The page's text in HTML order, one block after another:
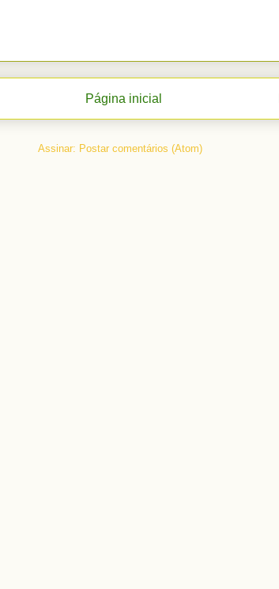
Página inicial
Assinar: Postar comentários (Atom)